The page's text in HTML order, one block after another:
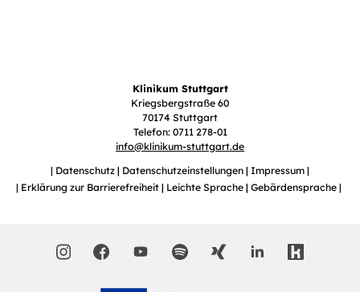
Klinikum Stuttgart
Kriegsbergstraße 60
70174 Stuttgart
Telefon: 0711 278-01
info@klinikum-stuttgart.de
Datenschutz
Datenschutzeinstellungen Impressum
Erklärung zur Barrierefreiheit
Leichte Sprache Gebärdensprache